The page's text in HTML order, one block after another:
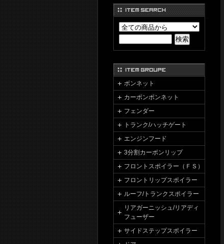
ボンネット
カーボンボンネット
フェンダー
トランク/ハッチゲート
エンジンフード
3分割カーボンリップ
フロントスポイラー（ＦＳ）
フロントリップスポイラー
ルーフ/トランクスポイラー
リアガーニッシュ/リアディ
フューザー
サイドステップスポイラー